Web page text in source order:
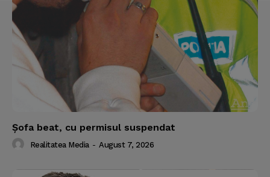
Şofa beat, cu permisul suspendat
Realitatea Media - August 7, 2026